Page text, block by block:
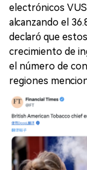
electrónicos
alcanzando el
declaró que
crecimiento de
el número de
regiones